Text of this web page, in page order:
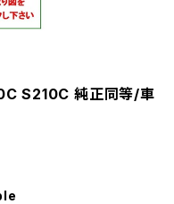
S210C 純正同等/車